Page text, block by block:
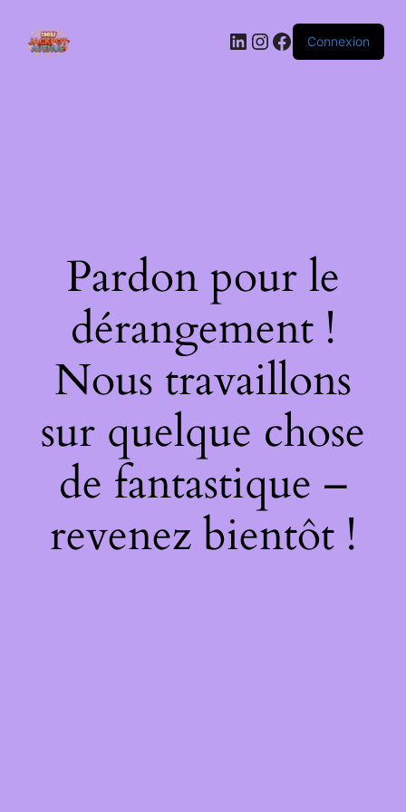
LinkedIn
Instagram
Facebook
Connexion
Pardon pour le
dérangement !
Nous travaillons
sur quelque chose
de fantastique –
revenez bientôt !